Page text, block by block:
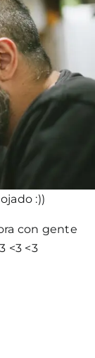
:))
con gente
<3 <3